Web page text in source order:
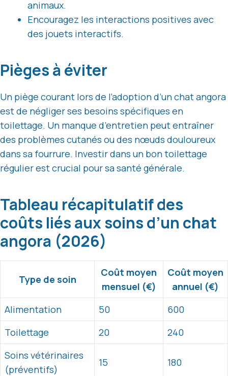
animaux.
Encouragez les interactions positives avec
des jouets interactifs.
Pièges à éviter
Un piège courant lors de l’adoption d’un chat angora
est de négliger ses besoins spécifiques en
toilettage. Un manque d’entretien peut entraîner
des problèmes cutanés ou des nœuds douloureux
dans sa fourrure. Investir dans un bon toilettage
régulier est crucial pour sa santé générale.
Tableau récapitulatif des
coûts liés aux soins d’un chat
angora (2026)
Type de soin
Coût moyen
mensuel (€)
Coût moyen
annuel (€)
Alimentation
50
600
Toilettage
20
240
Soins vétérinaires
(préventifs)
15 180